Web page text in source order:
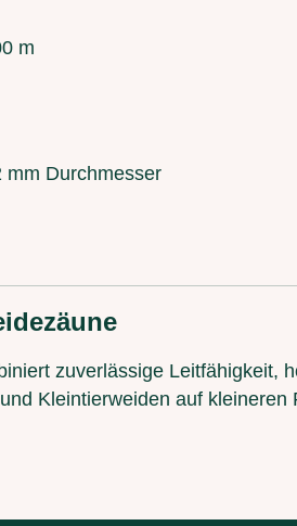
m
mm Durchmesser
zuverlässige Leitfähigkeit,
Kleintierweiden auf